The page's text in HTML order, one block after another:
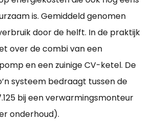
is. Gemiddeld genomen
door de helft. In de praktijk
over de combi van een
en een zuinige CV-ketel. De
systeem bedraagt tussen de
bij een verwarmingsmonteur
onderhoud).